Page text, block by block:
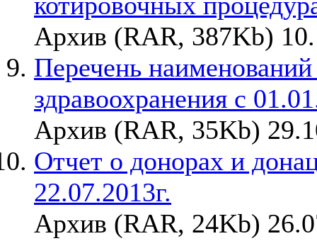
Архив (RAR, 387Kb)
Перечень
здравоохранения с
Архив (RAR, 35Kb)
Отчет о донорах и
22.07.2013г.
Архив (RAR, 24Kb)